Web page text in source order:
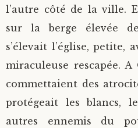
l’autre côté de la ville.
sur la berge élevée
s’élevait l’église, petite,
miraculeuse rescapée.
commettaient des
protégeait les blancs,
autres ennemis du